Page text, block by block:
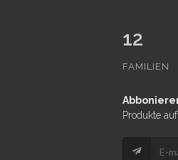
12
FAMILIEN
Produkte